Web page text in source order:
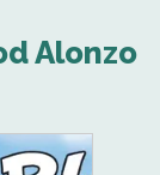
Alonzo